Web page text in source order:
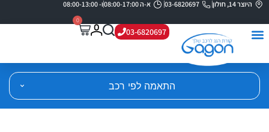
היוצר 14, חולון 03-6820697 א-ה 08:00-17:00 ו- 08:00-13:00
03-6820697
0
התאמה לפי רכב